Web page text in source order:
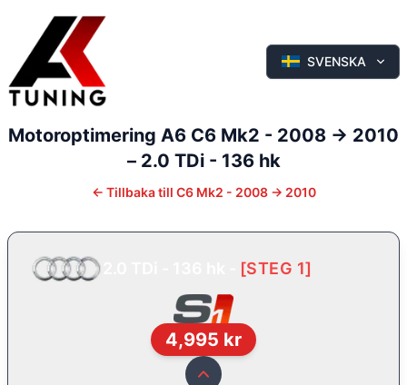
SVENSKA
Motoroptimering A6 C6 Mk2 - 2008 -> 2010
– 2.0 TDi - 136 hk
← Tillbaka till C6 Mk2 - 2008 -> 2010
[STEG 1]
4,995 kr